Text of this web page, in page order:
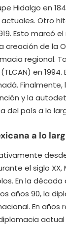
Hidalgo en
Otro
Esto marcó
creación de la
regional.
en
y la
del país a lo
a lo
el siglo
En la década
años 90, la
En años